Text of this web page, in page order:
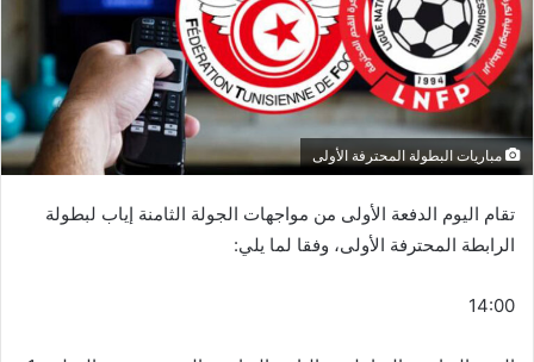
مباريات البطولة المحترفة الأولى
تقام اليوم الدفعة الأولى من مواجهات الجولة الثامنة إياب لبطولة
الرابطة المحترفة الأولى، وفقا لما يلي:
14:00